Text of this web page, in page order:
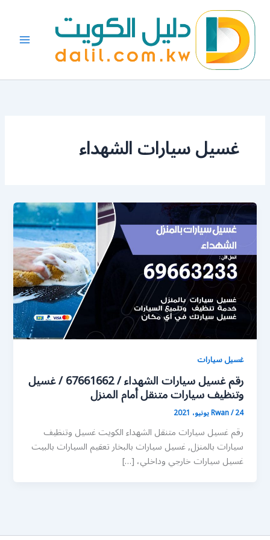
المحتوى
غسيل سيارات الشهداء
غسيل سيارات
رقم غسيل سيارات الشهداء / 67661662 / غسيل
وتنظيف سيارات متنقل أمام المنزل
Rwan/24 يونيو، 2021
رقم غسيل سيارات متنقل الشهداء الكويت غسيل وتنظيف
سيارات بالمنزل, غسيل سيارات بالبخار تعقيم السيارات بالبيت
غسيل سيارات خارجي وداخلي، […]